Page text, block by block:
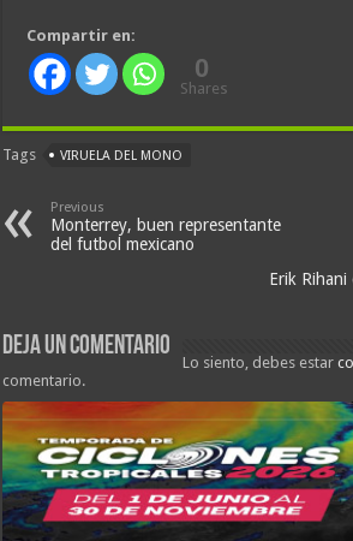
Compartir en:
0
Shares
Tags VIRUELA DEL MONO
Previous
Monterrey, buen representante
del futbol mexicano
Erik Rihani
Deja un comentario
Lo siento, debes estar
comentario.